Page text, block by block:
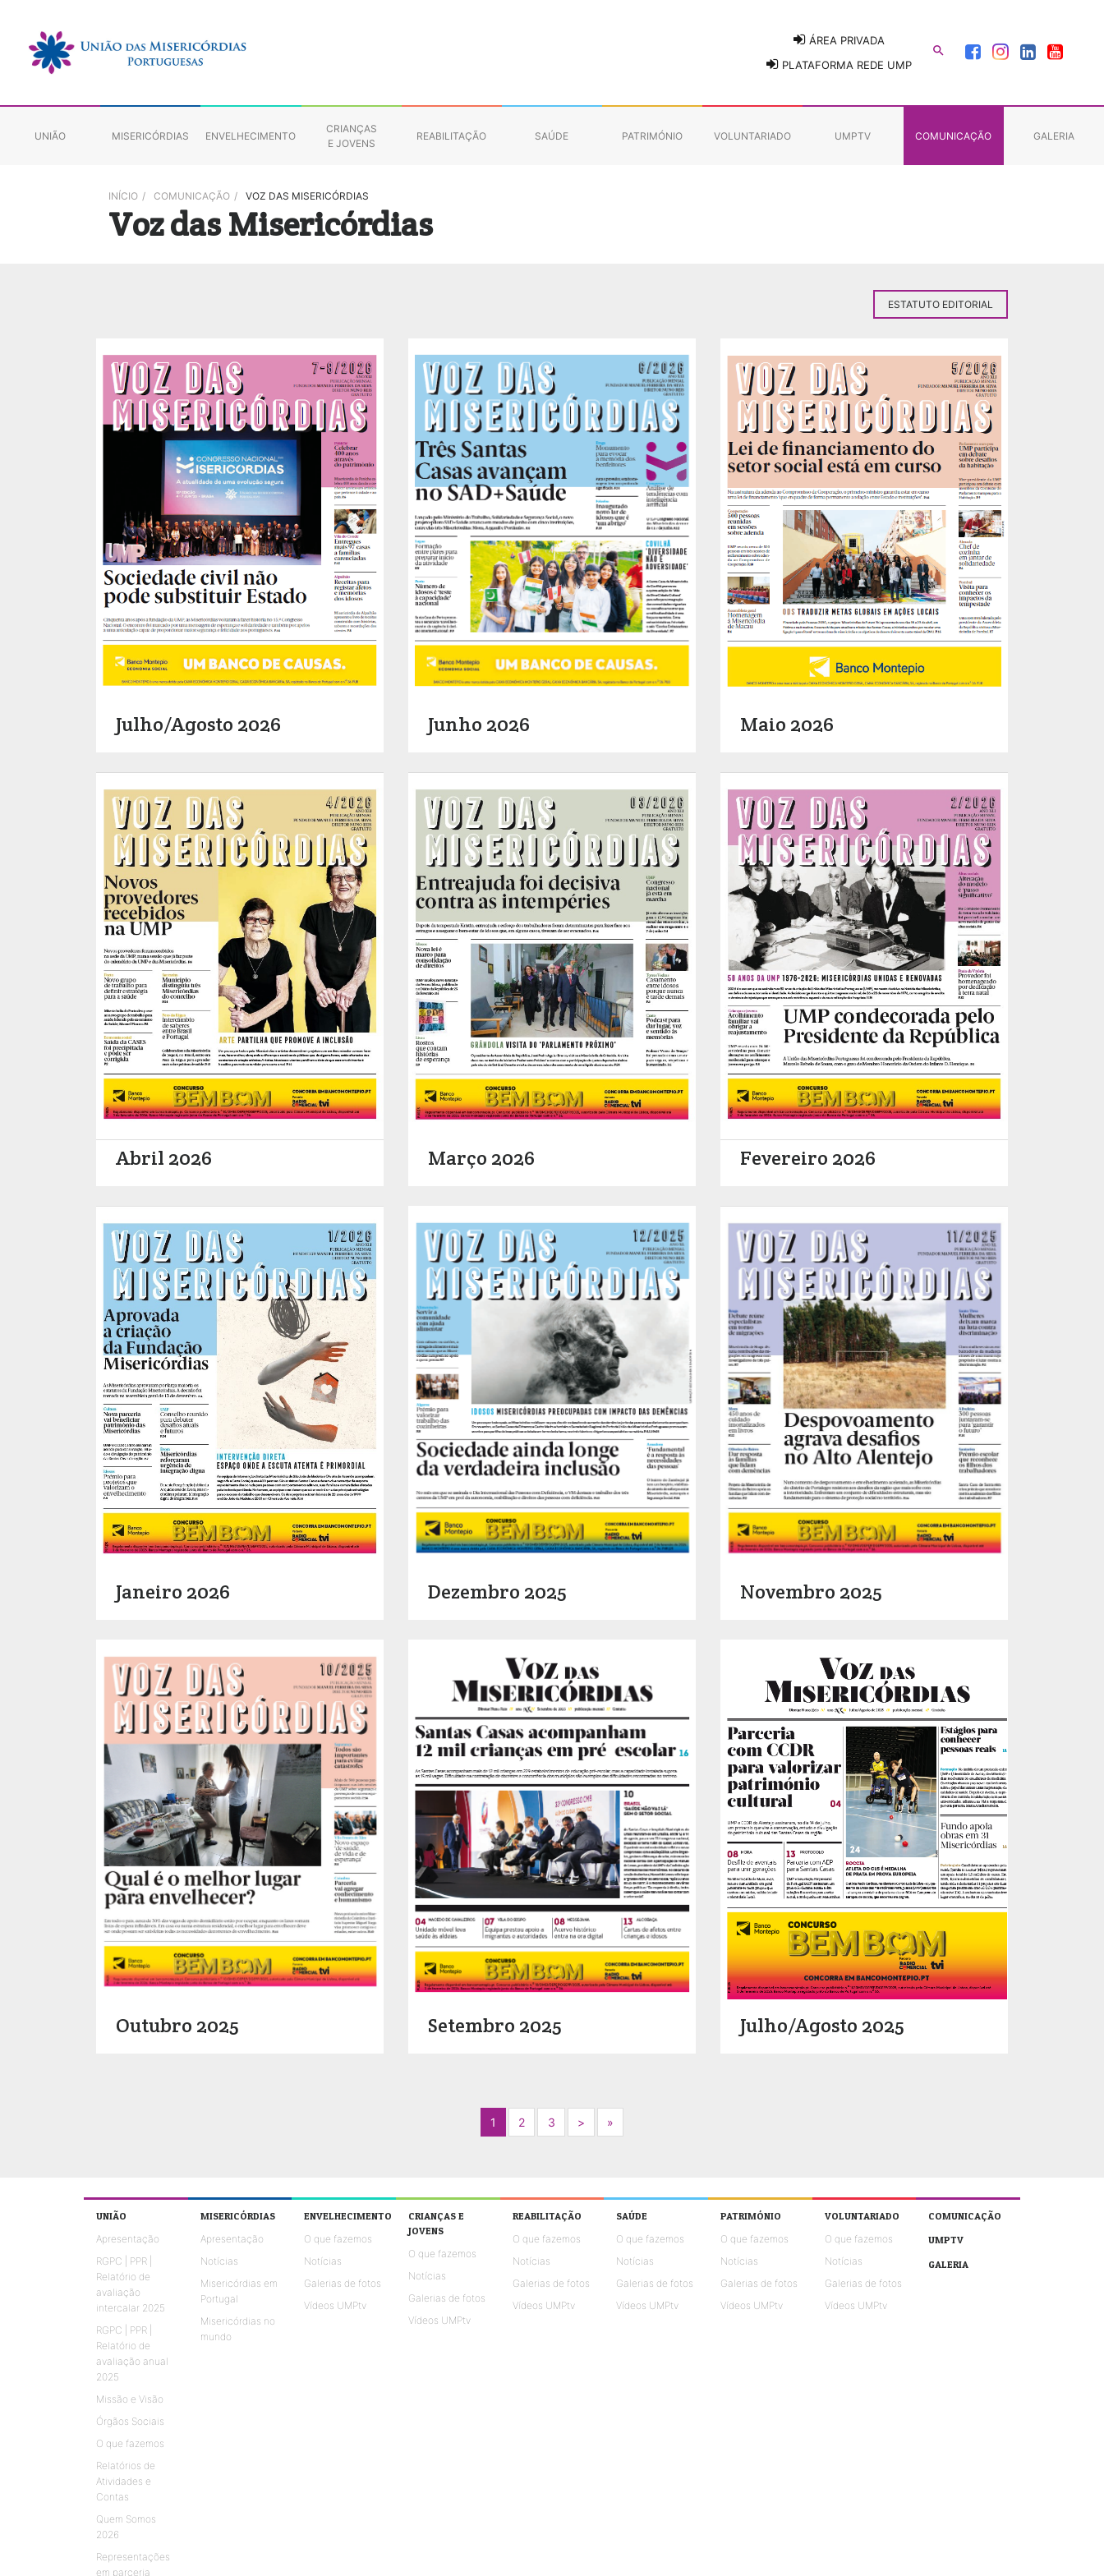
ÁREA PRIVADA
PLATAFORMA REDE UMP

UNIÃO MISERICÓRDIAS ENVELHECIMENTO
CRIANÇAS
E JOVENS
REABILITAÇÃO SAÚDE PATRIMÓNIO VOLUNTARIADO UMPTV COMUNICAÇÃO GALERIA
INÍCIO / COMUNICAÇÃO / VOZ DAS MISERICÓRDIAS
Voz das Misericórdias
ESTATUTO EDITORIAL
Julho/Agosto 2026 Junho 2026 Maio 2026
Abril 2026 Março 2026 Fevereiro 2026
Janeiro 2026 Dezembro 2025 Novembro 2025
Outubro 2025 Setembro 2025 Julho/Agosto 2025
1 2 3 >Next»
UNIÃO
Apresentação
RGPC | PPR |
Relatório de
avaliação
intercalar 2025
RGPC | PPR |
Relatório de
avaliação anual
2025
Missão e Visão
Órgãos Sociais
O que fazemos
Relatórios de
Atividades e
Contas
Quem Somos
2026
Representações
em parceria
MISERICÓRDIAS
Apresentação
Notícias
Misericórdias em
Portugal
Misericórdias no
mundo
ENVELHECIMENTO
O que fazemos
Notícias
Galerias de fotos
Vídeos UMPtv
CRIANÇAS E
JOVENS
O que fazemos
Notícias
Galerias de fotos
Vídeos UMPtv
REABILITAÇÃO
O que fazemos
Notícias
Galerias de fotos
Vídeos UMPtv
SAÚDE
O que fazemos
Notícias
Galerias de fotos
Vídeos UMPtv
PATRIMÓNIO
O que fazemos
Notícias
Galerias de fotos
Vídeos UMPtv
VOLUNTARIADO
O que fazemos
Notícias
Galerias de fotos
Vídeos UMPtv
COMUNICAÇÃO
UMPTV
GALERIA